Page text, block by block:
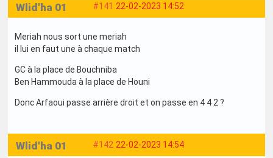
#141 22-02-2023 14:52
Wlid'ha 01
Meriah nous sort une meriah
il lui en faut une à chaque match
GC à la place de Bouchniba
Ben Hammouda à la place de Houni
Donc Arfaoui passe arrière droit et on passe en 4 4 2 ?
#142 22-02-2023 14:54
Wlid'ha 01